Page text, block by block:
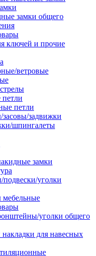
замки общего
ключей и прочие
ветровые
петли
петли
задвижки
шпингалеты
замки
уголки
уголки общего
для навесных